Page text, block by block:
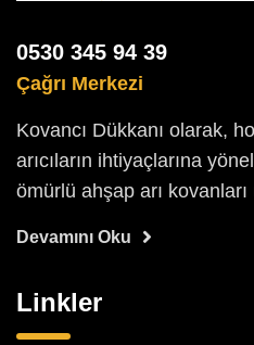
0530 345 94 39
Çağrı Merkezi
Kovancı Dükkanı olarak,
arıcıların ihtiyaçlarına
ömürlü ahşap arı
Devamını Oku
Linkler